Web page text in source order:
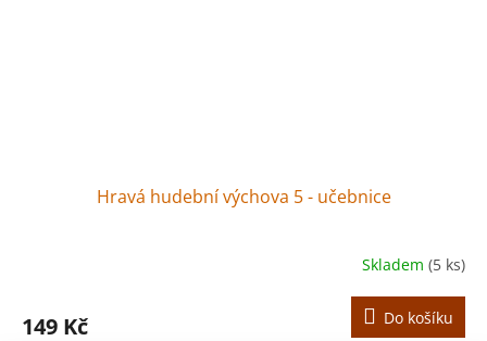
Hravá hudební výchova 5 - učebnice
Skladem (5 ks)
149 Kč Do košíku